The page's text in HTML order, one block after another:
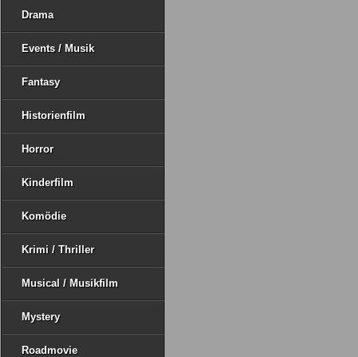
Drama
Events / Musik
Fantasy
Historienfilm
Horror
Kinderfilm
Komödie
Krimi / Thriller
Musical / Musikfilm
Mystery
Roadmovie